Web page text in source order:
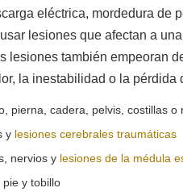
eléctrica, mordedura de
lesiones que afectan a
lesiones también empeoran
la inestabilidad o la pérdida
pierna, cadera, pelvis, costillas o
y lesiones cerebrales traumáticas
nervios y lesiones de la médula
y tobillo